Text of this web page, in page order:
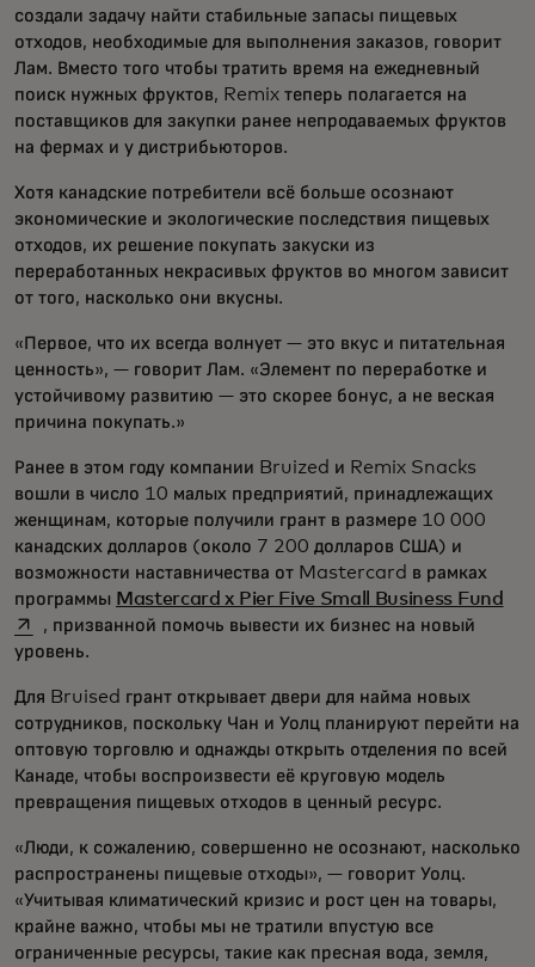
создали задачу найти стабильные запасы пищевых
отходов, необходимые для выполнения заказов, говорит
Лам. Вместо того чтобы тратить время на ежедневный
поиск нужных фруктов, Remix теперь полагается на
поставщиков для закупки ранее непродаваемых фруктов
на фермах и у дистрибьюторов.
Хотя канадские потребители всё больше осознают
экономические и экологические последствия пищевых
отходов, их решение покупать закуски из
переработанных некрасивых фруктов во многом зависит
от того, насколько они вкусны.
«Первое, что их всегда волнует — это вкус и питательная
ценность», — говорит Лам. «Элемент по переработке и
устойчивому развитию — это скорее бонус, а не веская
причина покупать.»
Ранее в этом году компании Bruized и Remix Snacks
вошли в число 10 малых предприятий, принадлежащих
женщинам, которые получили грант в размере 10 000
канадских долларов (около 7 200 долларов США) и
возможности наставничества от Mastercard в рамках
программы Mastercard x Pier Five Small Business Fund
, призванной помочь вывести их бизнес на новый
уровень.
Для Bruised грант открывает двери для найма новых
сотрудников, поскольку Чан и Уолц планируют перейти на
оптовую торговлю и однажды открыть отделения по всей
Канаде, чтобы воспроизвести её круговую модель
превращения пищевых отходов в ценный ресурс.
«Люди, к сожалению, совершенно не осознают, насколько
распространены пищевые отходы», — говорит Уолц.
«Учитывая климатический кризис и рост цен на товары,
крайне важно, чтобы мы не тратили впустую все
ограниченные ресурсы, такие как пресная вода, земля,